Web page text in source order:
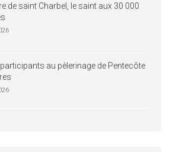
de saint Charbel, le saint aux 30 000
au pèlerinage de Pentecôte